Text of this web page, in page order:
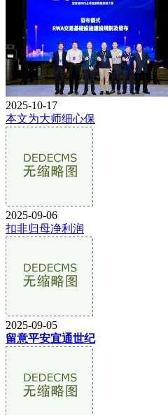
2025-10-17
本文为大师细心保
2025-09-06
扣非归母净利润
2025-09-05
留意平安宜通世纪